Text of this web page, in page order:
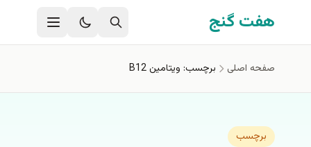
رفتن به محتوای اصلی
هفت گنج
صفحه اصلی برچسب: ویتامین B12
برچسب